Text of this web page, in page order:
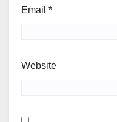
Email *
Website